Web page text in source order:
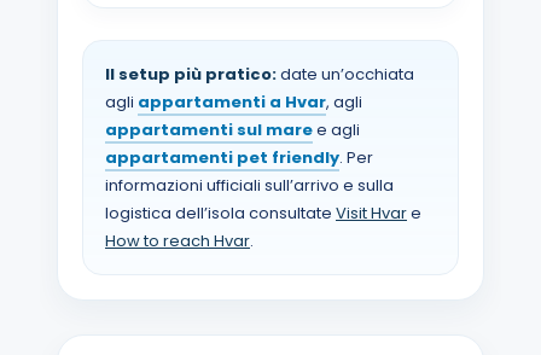
Il setup più pratico:date un’occhiata
agli appartamenti a Hvar, agli
appartamenti sul maree agli
appartamenti pet friendly. Per
informazioni ufficiali sull’arrivo e sulla
logistica dell’isola consultate Visit Hvare
How to reach Hvar.